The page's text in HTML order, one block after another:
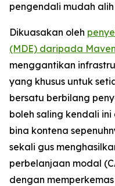
pengendali mudah
Dikuasakan oleh
(MDE) daripada
menggantikan
yang khusus untuk
bersatu berbilang
boleh saling kendali
bina kontena
sekali gus
perbelanjaan modal
dengan